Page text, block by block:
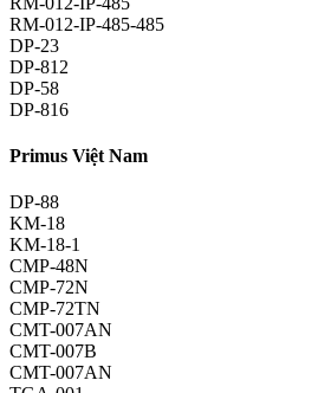
RM-012-IP-485-485
DP-23
DP-812
DP-58
DP-816
Primus Việt Nam
DP-88
KM-18
KM-18-1
CMP-48N
CMP-72N
CMP-72TN
CMT-007AN
CMT-007B
CMT-007AN